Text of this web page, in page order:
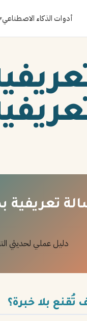
أدوات الذكاء الاصطناعي
تعريفية
دليل عملي لحديثي
تُقنع بلا خبرة؟